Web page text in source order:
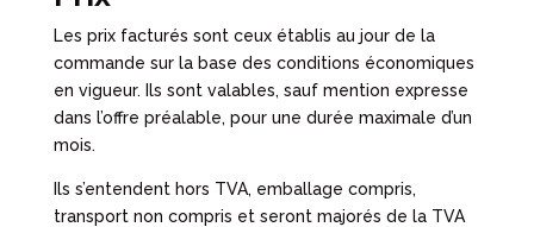
Les prix facturés sont ceux établis au jour de la
commande sur la base des conditions économiques
en vigueur. Ils sont valables, sauf mention expresse
dans l’offre préalable, pour une durée maximale d’un
mois.
Ils s’entendent hors TVA, emballage compris,
transport non compris et seront majorés de la TVA